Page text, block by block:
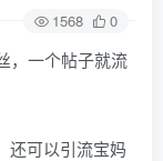
1568 0
还可以引流宝妈